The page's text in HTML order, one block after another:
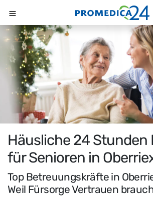
Häusliche 24 Stunden
für Senioren in
Top Betreuungskräfte in
Weil Fürsorge Vertrauen